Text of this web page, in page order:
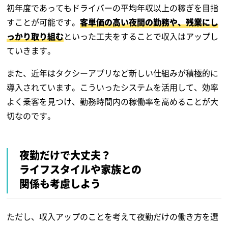
初年度であってもドライバーの平均年収以上の稼ぎを目指
すことが可能です。客単価の高い夜間の勤務や、残業にし
っかり取り組むといった工夫をすることで収入はアップし
ていきます。
また、近年はタクシーアプリなど新しい仕組みが積極的に
導入されています。こういったシステムを活用して、効率
よく乗客を見つけ、勤務時間内の稼働率を高めることが大
切なのです。
夜勤だけで大丈夫？
ライフスタイルや家族との
関係も考慮しよう
ただし、収入アップのことを考えて夜勤だけの働き方を選